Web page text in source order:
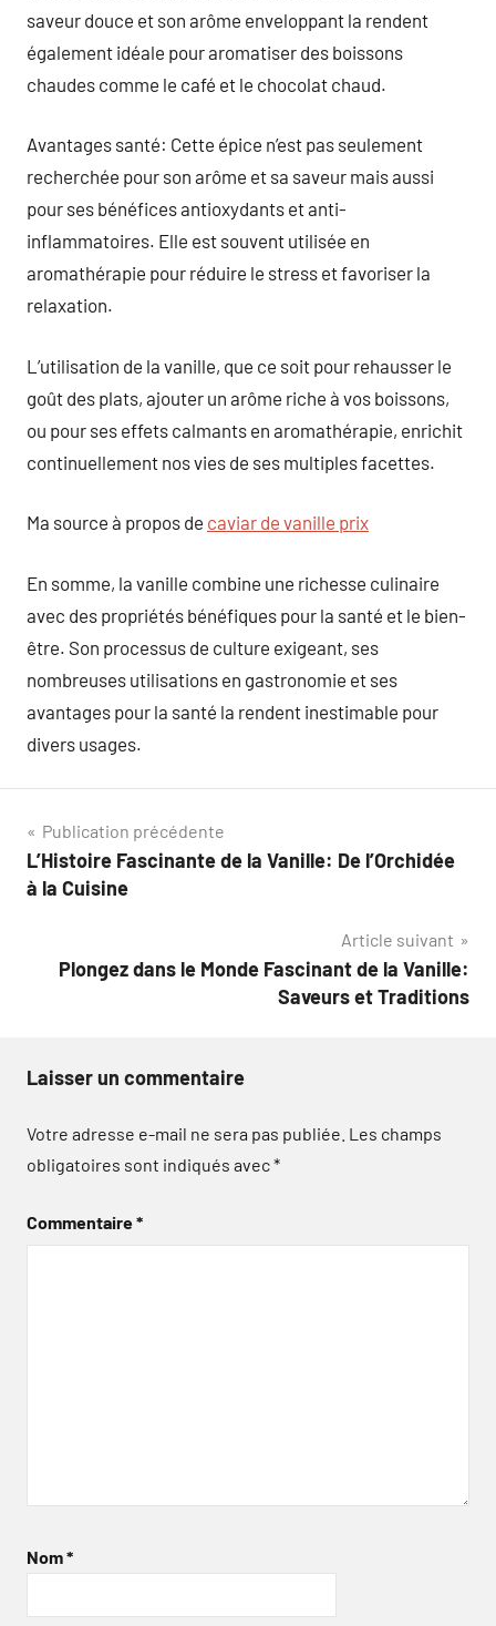
saveur douce et son arôme enveloppant la rendent
également idéale pour aromatiser des boissons
chaudes comme le café et le chocolat chaud.
Avantages santé: Cette épice n’est pas seulement
recherchée pour son arôme et sa saveur mais aussi
pour ses bénéfices antioxydants et anti-
inflammatoires. Elle est souvent utilisée en
aromathérapie pour réduire le stress et favoriser la
relaxation.
L’utilisation de la vanille, que ce soit pour rehausser le
goût des plats, ajouter un arôme riche à vos boissons,
ou pour ses effets calmants en aromathérapie, enrichit
continuellement nos vies de ses multiples facettes.
Ma source à propos de caviar de vanille prix
En somme, la vanille combine une richesse culinaire
avec des propriétés bénéfiques pour la santé et le bien-
être. Son processus de culture exigeant, ses
nombreuses utilisations en gastronomie et ses
avantages pour la santé la rendent inestimable pour
divers usages.
Navigation
de
Publication précédente
L’Histoire Fascinante de la Vanille: De l’Orchidée
à la Cuisine
Article suivant
Plongez dans le Monde Fascinant de la Vanille:
Saveurs et Traditions
Laisser un commentaire
Votre adresse e-mail ne sera pas publiée. Les champs
obligatoires sont indiqués avec*
Commentaire*
Nom*